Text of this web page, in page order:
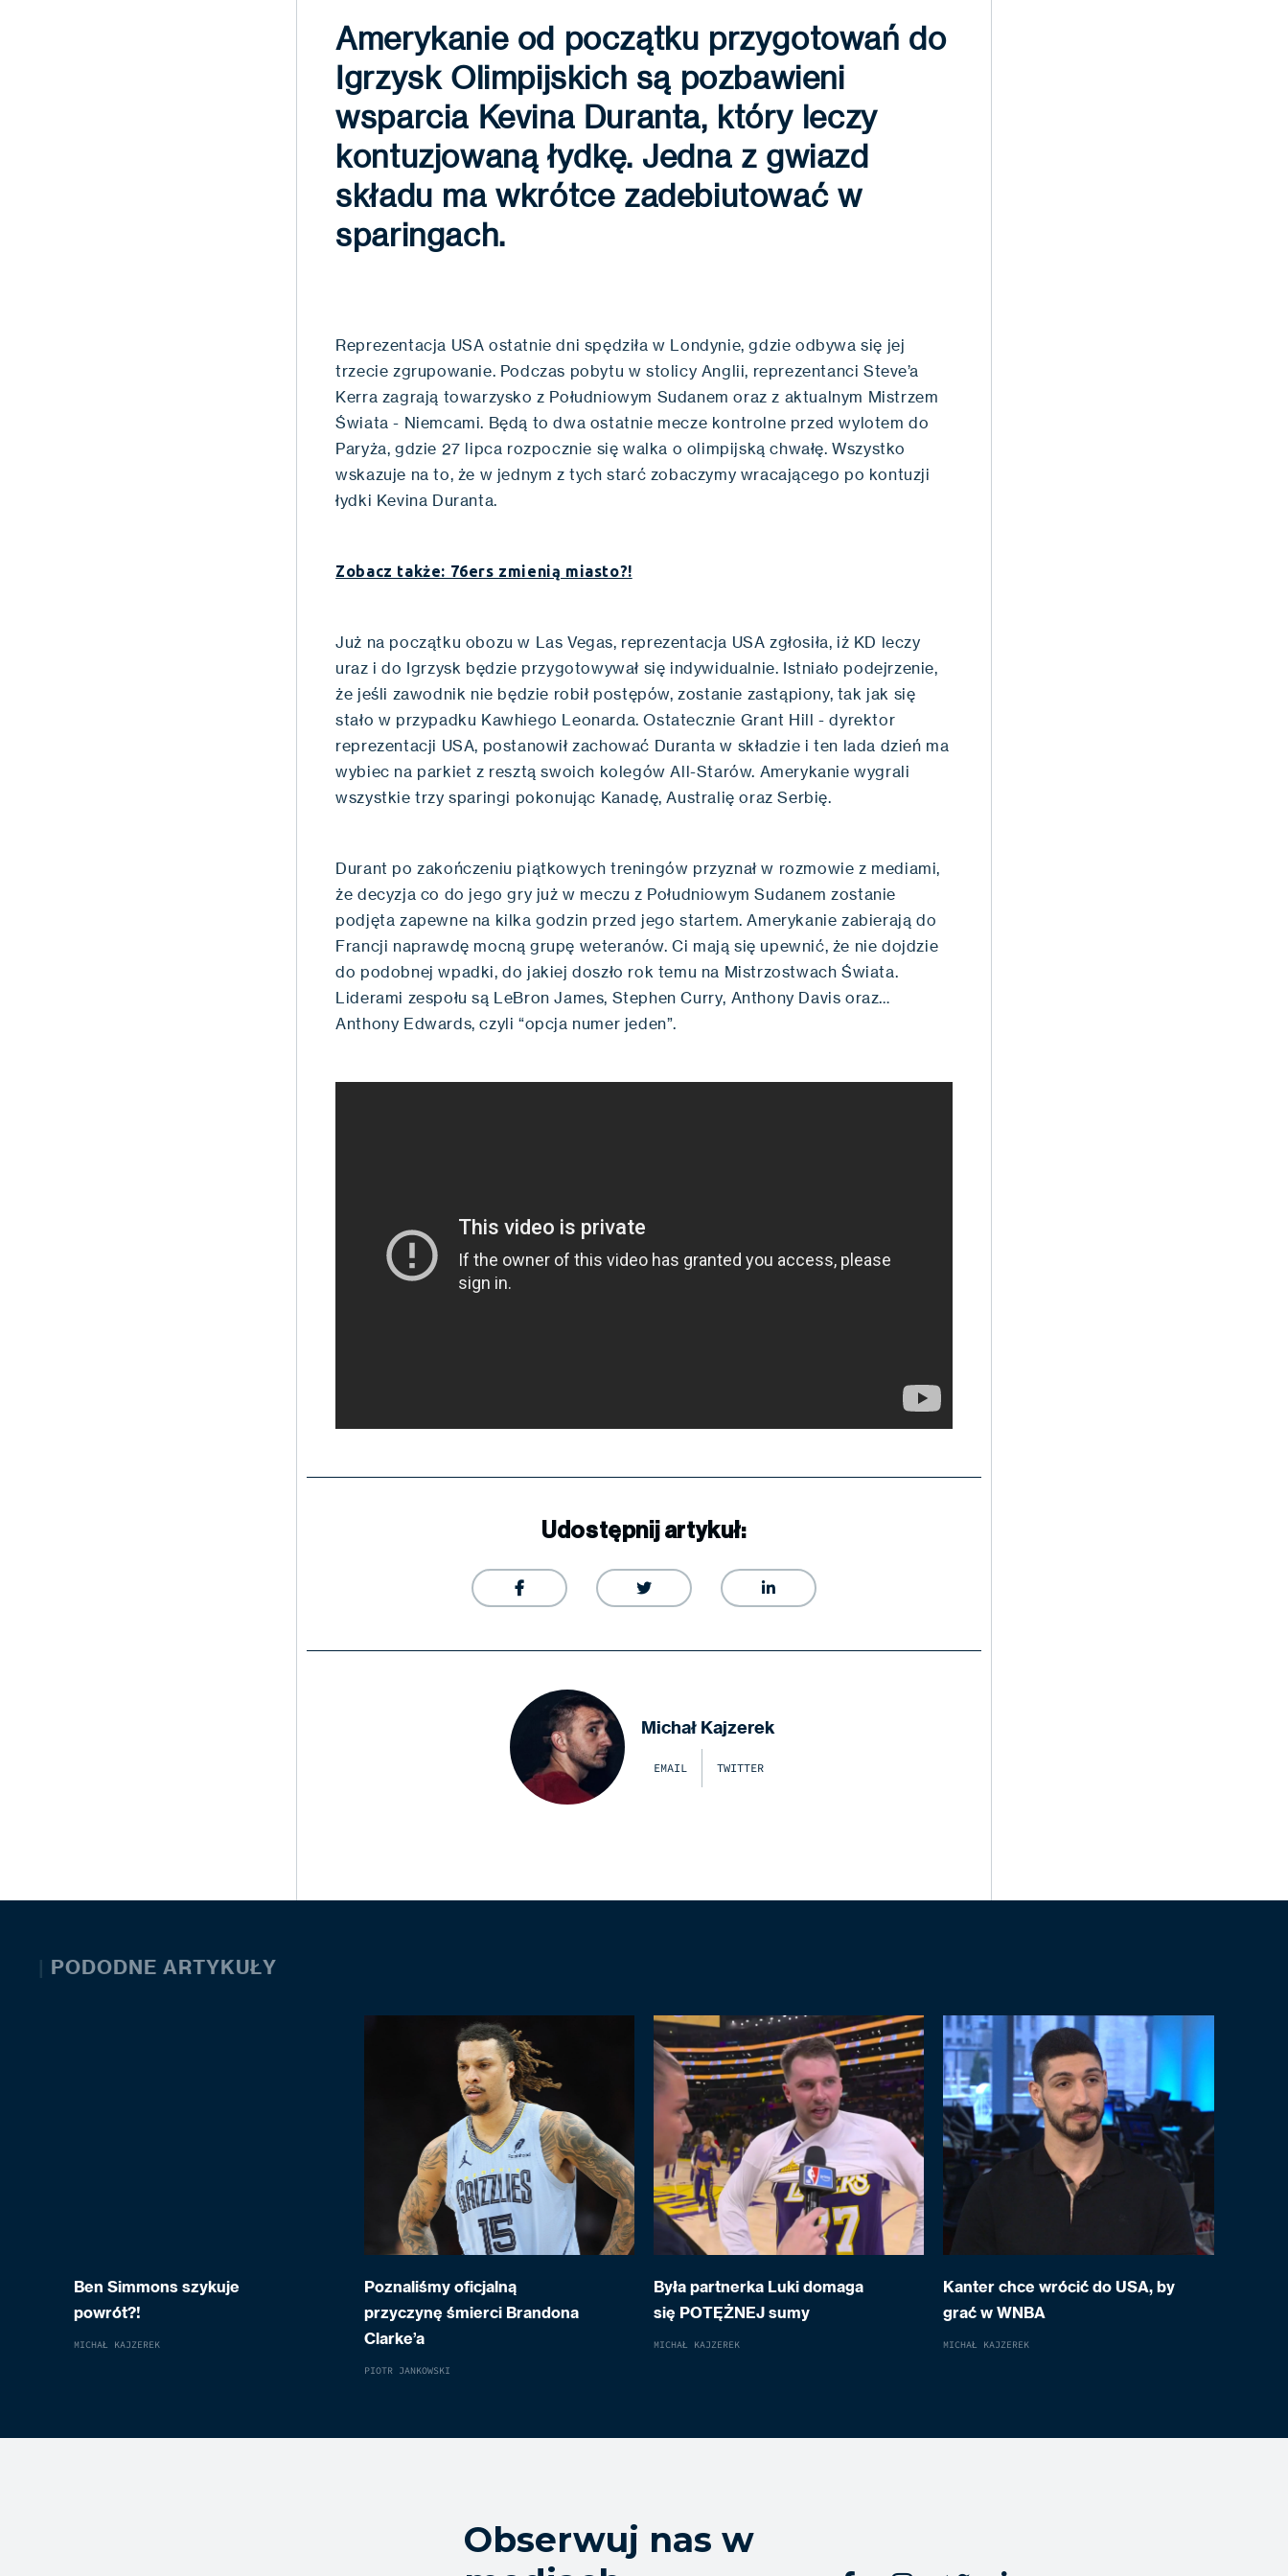
Amerykanie od początku przygotowań do
Igrzysk Olimpijskich są pozbawieni
wsparcia Kevina Duranta, który leczy
kontuzjowaną łydkę. Jedna z gwiazd
składu ma wkrótce zadebiutować w
sparingach.
Reprezentacja USA ostatnie dni spędziła w Londynie, gdzie odbywa się jej
trzecie zgrupowanie. Podczas pobytu w stolicy Anglii, reprezentanci Steve’a
Kerra zagrają towarzysko z Południowym Sudanem oraz z aktualnym Mistrzem
Świata - Niemcami. Będą to dwa ostatnie mecze kontrolne przed wylotem do
Paryża, gdzie 27 lipca rozpocznie się walka o olimpijską chwałę. Wszystko
wskazuje na to, że w jednym z tych starć zobaczymy wracającego po kontuzji
łydki Kevina Duranta.
Zobacz także: 76ers zmienią miasto?!
Już na początku obozu w Las Vegas, reprezentacja USA zgłosiła, iż KD leczy
uraz i do Igrzysk będzie przygotowywał się indywidualnie. Istniało podejrzenie,
że jeśli zawodnik nie będzie robił postępów, zostanie zastąpiony, tak jak się
stało w przypadku Kawhiego Leonarda. Ostatecznie Grant Hill - dyrektor
reprezentacji USA, postanowił zachować Duranta w składzie i ten lada dzień ma
wybiec na parkiet z resztą swoich kolegów All-Starów. Amerykanie wygrali
wszystkie trzy sparingi pokonując Kanadę, Australię oraz Serbię.
Durant po zakończeniu piątkowych treningów przyznał w rozmowie z mediami,
że decyzja co do jego gry już w meczu z Południowym Sudanem zostanie
podjęta zapewne na kilka godzin przed jego startem. Amerykanie zabierają do
Francji naprawdę mocną grupę weteranów. Ci mają się upewnić, że nie dojdzie
do podobnej wpadki, do jakiej doszło rok temu na Mistrzostwach Świata.
Liderami zespołu są LeBron James, Stephen Curry, Anthony Davis oraz…
Anthony Edwards, czyli “opcja numer jeden”.
Udostępnij artykuł:
  
Michał Kajzerek
EMAIL TWITTER
| PODODNE ARTYKUŁY
Ben Simmons szykuje
powrót?!
MICHAŁ KAJZEREK
Poznaliśmy oficjalną
przyczynę śmierci Brandona
Clarke’a
PIOTR JANKOWSKI
Była partnerka Luki domaga
się POTĘŻNEJ sumy
MICHAŁ KAJZEREK
Kanter chce wrócić do USA, by
grać w WNBA
MICHAŁ KAJZEREK
Obserwuj nas w